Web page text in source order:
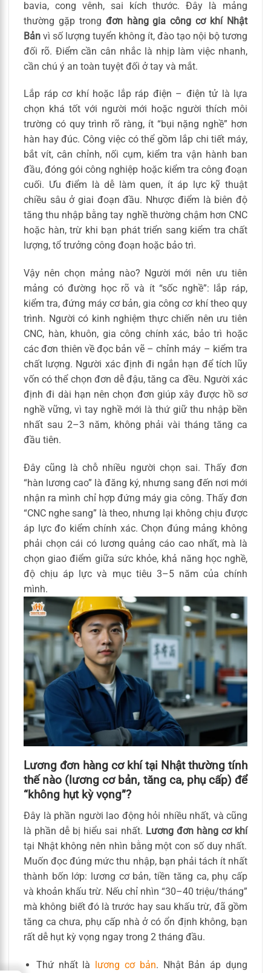
bavia, cong vênh, sai kích thước. Đây là mảng
thường gặp trong đơn hàng gia công cơ khí Nhật
Bản vì số lượng tuyển không ít, đào tạo nội bộ tương
đối rõ. Điểm cần cân nhắc là nhịp làm việc nhanh,
cần chú ý an toàn tuyệt đối ở tay và mắt.
Lắp ráp cơ khí hoặc lắp ráp điện – điện tử là lựa
chọn khá tốt với người mới hoặc người thích môi
trường có quy trình rõ ràng, ít “bụi nặng nghề” hơn
hàn hay đúc. Công việc có thể gồm lắp chi tiết máy,
bắt vít, cân chỉnh, nối cụm, kiểm tra vận hành ban
đầu, đóng gói công nghiệp hoặc kiểm tra công đoạn
cuối. Ưu điểm là dễ làm quen, ít áp lực kỹ thuật
chiều sâu ở giai đoạn đầu. Nhược điểm là biên độ
tăng thu nhập bằng tay nghề thường chậm hơn CNC
hoặc hàn, trừ khi bạn phát triển sang kiểm tra chất
lượng, tổ trưởng công đoạn hoặc bảo trì.
Vậy nên chọn mảng nào? Người mới nên ưu tiên
mảng có đường học rõ và ít “sốc nghề”: lắp ráp,
kiểm tra, đứng máy cơ bản, gia công cơ khí theo quy
trình. Người có kinh nghiệm thực chiến nên ưu tiên
CNC, hàn, khuôn, gia công chính xác, bảo trì hoặc
các đơn thiên về đọc bản vẽ – chỉnh máy – kiểm tra
chất lượng. Người xác định đi ngắn hạn để tích lũy
vốn có thể chọn đơn dễ đậu, tăng ca đều. Người xác
định đi dài hạn nên chọn đơn giúp xây được hồ sơ
nghề vững, vì tay nghề mới là thứ giữ thu nhập bền
nhất sau 2–3 năm, không phải vài tháng tăng ca
đầu tiên.
Đây cũng là chỗ nhiều người chọn sai. Thấy đơn
“hàn lương cao” là đăng ký, nhưng sang đến nơi mới
nhận ra mình chỉ hợp đứng máy gia công. Thấy đơn
“CNC nghe sang” là theo, nhưng lại không chịu được
áp lực đo kiểm chính xác. Chọn đúng mảng không
phải chọn cái có lương quảng cáo cao nhất, mà là
chọn giao điểm giữa sức khỏe, khả năng học nghề,
độ chịu áp lực và mục tiêu 3–5 năm của chính
mình.
Lương đơn hàng cơ khí tại Nhật thường tính
thế nào (lương cơ bản, tăng ca, phụ cấp) để
“không hụt kỳ vọng”?
Đây là phần người lao động hỏi nhiều nhất, và cũng
là phần dễ bị hiểu sai nhất. Lương đơn hàng cơ khí
tại Nhật không nên nhìn bằng một con số duy nhất.
Muốn đọc đúng mức thu nhập, bạn phải tách ít nhất
thành bốn lớp: lương cơ bản, tiền tăng ca, phụ cấp
và khoản khấu trừ. Nếu chỉ nhìn “30–40 triệu/tháng”
mà không biết đó là trước hay sau khấu trừ, đã gồm
tăng ca chưa, phụ cấp nhà ở có ổn định không, bạn
rất dễ hụt kỳ vọng ngay trong 2 tháng đầu.
Thứ nhất là lương cơ bản. Nhật Bản áp dụng